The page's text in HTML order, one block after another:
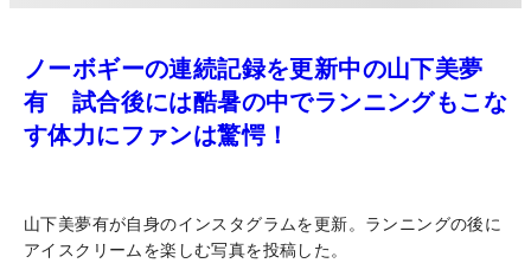
ノーボギーの連続記録を更新中の山下美夢
有 試合後には酷暑の中でランニングもこな
す体力にファンは驚愕！
山下美夢有が自身のインスタグラムを更新。ランニングの後に
アイスクリームを楽しむ写真を投稿した。